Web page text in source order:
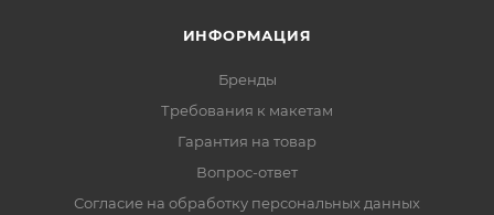
ИНФОРМАЦИЯ
Бренды
Требования к макетам
Гарантия на товар
Вопрос-ответ
Согласие на обработку персональных данных